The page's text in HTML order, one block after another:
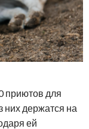
приютов для
держатся на
ей